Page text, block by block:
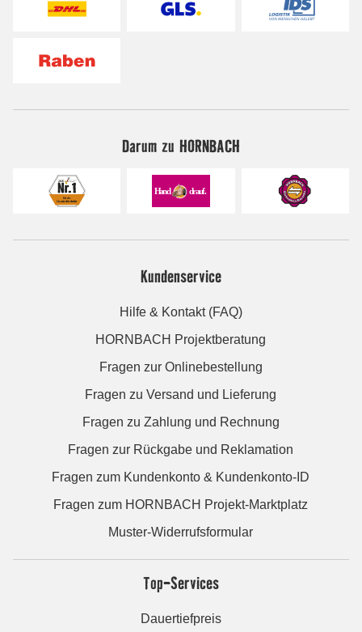
Darum zu HORNBACH
Kundenservice
Hilfe & Kontakt (FAQ)
HORNBACH Projektberatung
Fragen zur Onlinebestellung
Fragen zu Versand und Lieferung
Fragen zu Zahlung und Rechnung
Fragen zur Rückgabe und Reklamation
Fragen zum Kundenkonto & Kundenkonto-ID
Fragen zum HORNBACH Projekt-Marktplatz
Muster-Widerrufsformular
Top-Services
Dauertiefpreis